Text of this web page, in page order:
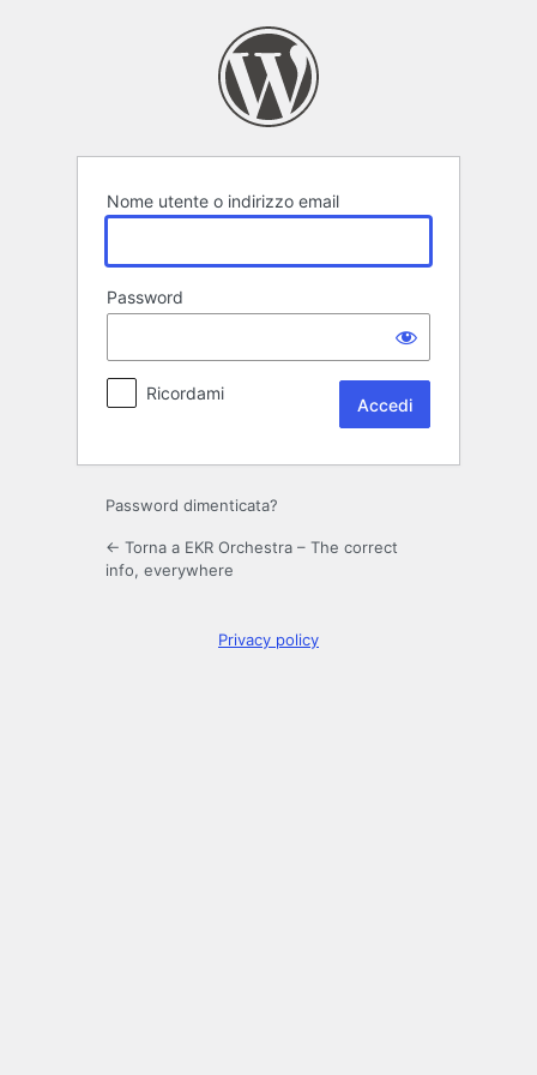
Nome utente o indirizzo email
Password
Ricordami
Password dimenticata?
← Torna a EKR Orchestra – The correct
info, everywhere
Privacy policy